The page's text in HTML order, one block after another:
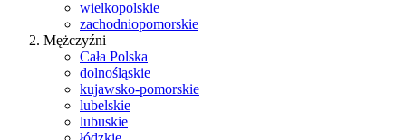
wielkopolskie
zachodniopomorskie
Mężczyźni
Cała Polska
dolnośląskie
kujawsko-pomorskie
lubelskie
lubuskie